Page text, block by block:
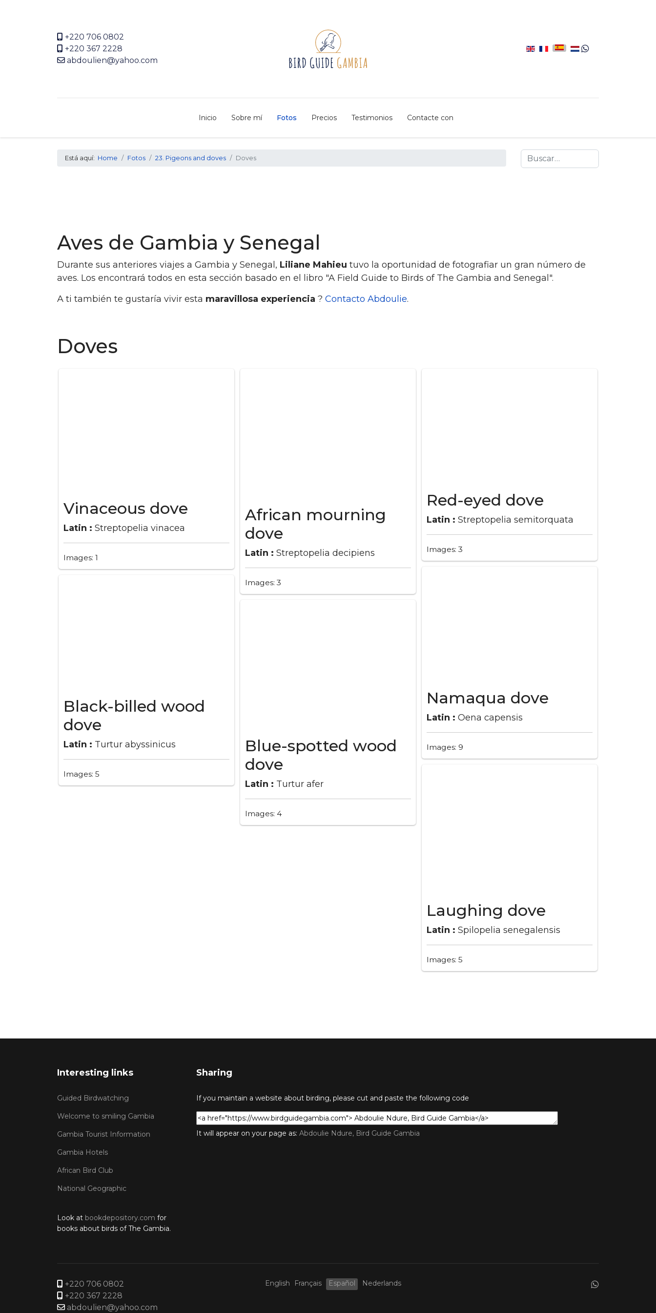
+220 706 0802
+220 367 2228
abdoulien@yahoo.com
Inicio Sobre mí Fotos Precios Testimonios Contacte con
Está aquí: Home Fotos 23. Pigeons and doves Doves Search
Aves de Gambia y Senegal
Durante sus anteriores viajes a Gambia y Senegal, Liliane Mahieu tuvo la oportunidad de fotografiar un gran número de
aves. Los encontrará todos en esta sección basado en el libro "A Field Guide to Birds of The Gambia and Senegal".
A ti también te gustaría vivir esta maravillosa experiencia ? Contacto Abdoulie.
Doves
Vinaceous dove
Latin : Streptopelia vinacea
Images: 1
African mourning
dove
Latin : Streptopelia decipiens
Images: 3
Red-eyed dove
Latin : Streptopelia semitorquata
Images: 3
Namaqua dove
Latin : Oena capensis
Images: 9
Black-billed wood
dove
Latin : Turtur abyssinicus
Images: 5
Blue-spotted wood
dove
Latin : Turtur afer
Images: 4
Laughing dove
Latin : Spilopelia senegalensis
Images: 5
Interesting links
Guided Birdwatching
Welcome to smiling Gambia
Gambia Tourist Information
Gambia Hotels
African Bird Club
National Geographic
Look at bookdepository.com for
books about birds of The Gambia.
Sharing
If you maintain a website about birding, please cut and paste the following code
It will appear on your page as: Abdoulie Ndure, Bird Guide Gambia
+220 706 0802
+220 367 2228
abdoulien@yahoo.com
English Français Español Nederlands